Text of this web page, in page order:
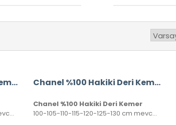
Chanel %100 Hakiki Deri Kemer
100-105-110-115-120-125-130 cm mevcuttur. Seri numaralı, kutulu ve sertifikalı olarak gönderilecektir.
Chanel %100 Hakiki Deri Kemer
Chanel %100 Hakiki Deri Kemer
100-105-110-115-120-125-130 cm mevcuttur. Seri numaralı, kutulu ve sertifikalı olarak gönderilecektir.